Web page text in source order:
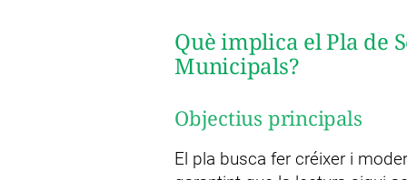
Què implica el Pla de
Municipals?
Objectius principals
El pla busca fer créixer i